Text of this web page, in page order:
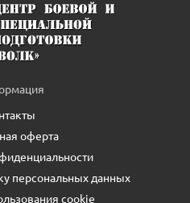
оферта
персональных данных
cookie